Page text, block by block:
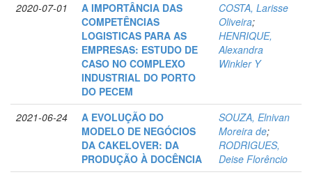
2020-07-01
A IMPORTÂNCIA DAS
COMPETÊNCIAS
LOGISTICAS PARA AS
EMPRESAS: ESTUDO DE
CASO NO COMPLEXO
INDUSTRIAL DO PORTO
DO PECEM
COSTA, Larisse
Oliveira;
HENRIQUE,
Alexandra
Winkler Y
2021-06-24
A EVOLUÇÃO DO
MODELO DE NEGÓCIOS
DA CAKELOVER: DA
PRODUÇÃO À DOCÊNCIA
SOUZA, Elnivan
Moreira de;
RODRIGUES,
Deise Florêncio